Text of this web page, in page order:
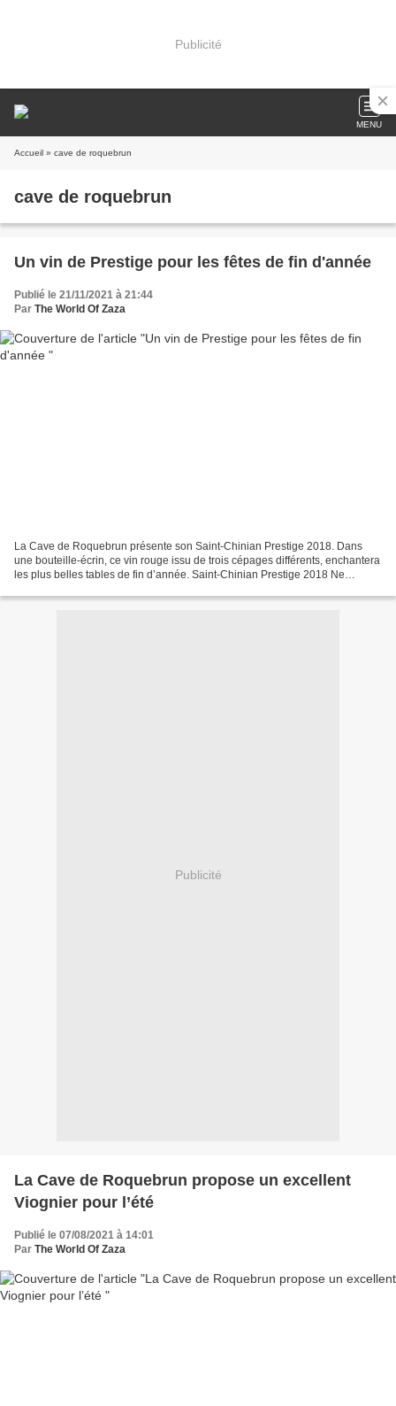
Publicité
MENU
Accueil » cave de roquebrun
cave de roquebrun
Un vin de Prestige pour les fêtes de fin d'année
Publié le 21/11/2021 à 21:44
Par The World Of Zaza
La Cave de Roquebrun présente son Saint-Chinian Prestige 2018. Dans
une bouteille-écrin, ce vin rouge issu de trois cépages différents, enchantera
les plus belles tables de fin d’année. Saint-Chinian Prestige 2018 Ne
Publicité
La Cave de Roquebrun propose un excellent
Viognier pour l’été
Publié le 07/08/2021 à 14:01
Par The World Of Zaza